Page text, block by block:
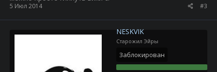
5 Июл 2014 #3
NESKVIK
Старожил Эйры
Заблокирован